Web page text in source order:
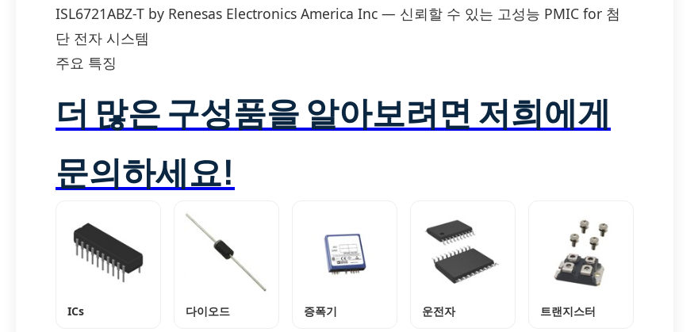
ISL6721ABZ-T by Renesas Electronics America Inc — 신뢰할 수 있는 고성능 PMIC for 첨
단 전자 시스템
주요 특징
더 많은 구성품을 알아보려면 저희에게
문의하세요!
ICs 다이오드 증폭기 운전자 트랜지스터